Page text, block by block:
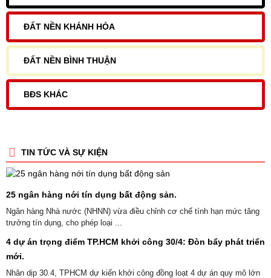
ĐẤT NỀN KHÁNH HÒA
ĐẤT NỀN BÌNH THUẬN
BĐS KHÁC
TIN TỨC VÀ SỰ KIỆN
25 ngân hàng nới tín dụng bất động sản.
Ngân hàng Nhà nước (NHNN) vừa điều chỉnh cơ chế tính hạn mức tăng
trưởng tín dụng, cho phép loại ...
4 dự án trọng điểm TP.HCM khởi công 30/4: Đòn bẩy phát triển
mới.
Nhân dịp 30.4, TPHCM dự kiến khởi công đồng loạt 4 dự án quy mô lớn